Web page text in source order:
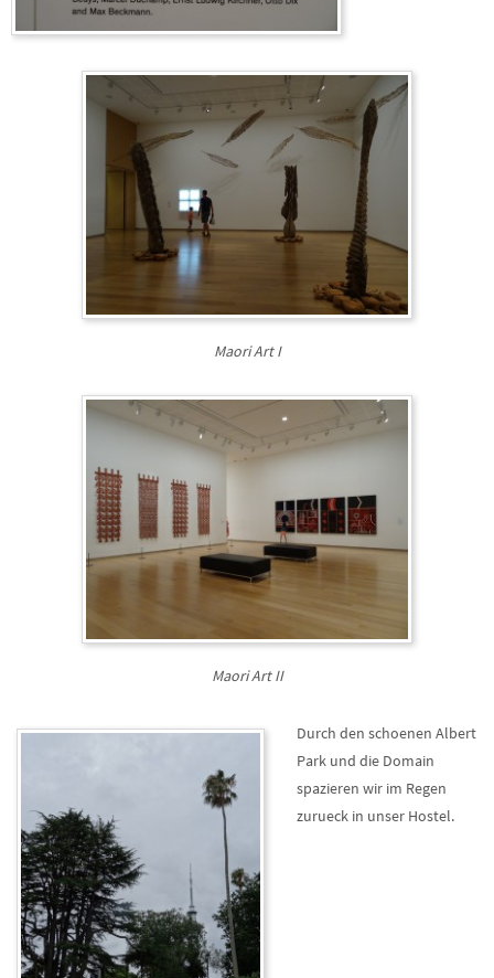
Maori Art I
Maori Art II
Durch den schoenen Albert
Park und die Domain
spazieren wir im Regen
zurueck in unser Hostel.